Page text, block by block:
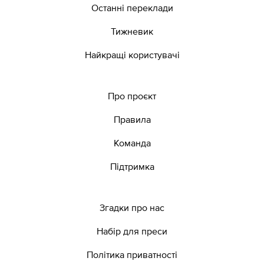
Останні переклади
Тижневик
Найкращі користувачі
Про проєкт
Правила
Команда
Підтримка
Згадки про нас
Набір для преси
Політика приватності